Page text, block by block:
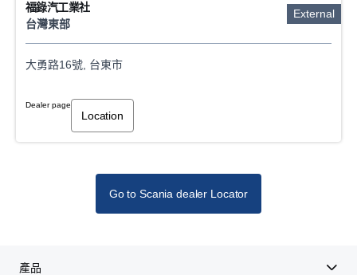
福錄汽工業社
External
台灣東部
大勇路16號, 台東市
Dealer page
Location
Go to Scania dealer Locator
產品